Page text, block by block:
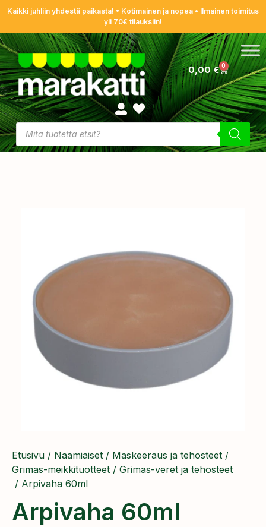
Kaikki juhliin yhdestä paikasta! • Kotimainen ja nopea • Ilmainen toimitus
yli 70€ tilauksiin!
0,00€ 0
Etusivu / Naamiaiset / Maskeeraus ja tehosteet /
Grimas-meikkituotteet / Grimas-veret ja tehosteet
/ Arpivaha 60ml
Arpivaha 60ml